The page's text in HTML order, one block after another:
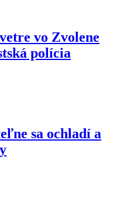
vo Zvolene
polícia
sa ochladí a